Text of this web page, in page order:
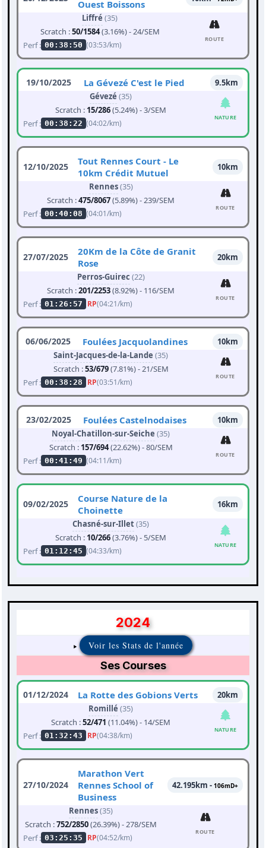
Ouest Boissons
Liffré (35)
Scratch :50/1584(3.16%) - 24/SEM
Perf : 00:38:50 (03:53/km)
ROUTE
19/10/2025 La Gévezé C'est le Pied
9.5km
Gévezé (35)
Scratch : 15/286(5.24%) - 3/SEM
Perf : 00:38:22 (04:02/km)
NATURE
12/10/2025
Tout Rennes Court - Le
10km Crédit Mutuel
10km
Rennes(35)
Scratch :475/8067(5.89%) - 239/SEM
Perf : 00:40:08 (04:01/km)
ROUTE
27/07/2025
20Km de la Côte de Granit
Rose
20km
Perros-Guirec (22)
Scratch :201/2253(8.92%) - 116/SEM
Perf : 01:26:57 RP(04:21/km)
ROUTE
06/06/2025 Foulées Jacquolandines
10km
Saint-Jacques-de-la-Lande (35)
Scratch :53/679(7.81%) - 21/SEM
Perf : 00:38:28 RP(03:51/km)
ROUTE
23/02/2025 Foulées Castelnodaises
10km
Noyal-Chatillon-sur-Seiche (35)
Scratch : 157/694(22.62%) - 80/SEM
Perf : 00:41:49 (04:11/km)
ROUTE
09/02/2025
Course Nature de la
Choinette
16km
Chasné-sur-Illet(35)
Scratch : 10/266(3.76%) - 5/SEM
Perf : 01:12:45 (04:33/km)
NATURE
2024
Voir les Stats de l'année
Ses Courses
01/12/2024 La Rotte des Gobions Verts
20km
Romillé (35)
Scratch :52/471 (11.04%) - 14/SEM
Perf : 01:32:43 RP(04:38/km)
NATURE
27/10/2024
Marathon Vert
Rennes School of
Business
42.195km - 106mD+
Rennes(35)
Scratch :752/2850(26.39%) - 278/SEM
Perf : 03:25:35 RP(04:52/km)
ROUTE